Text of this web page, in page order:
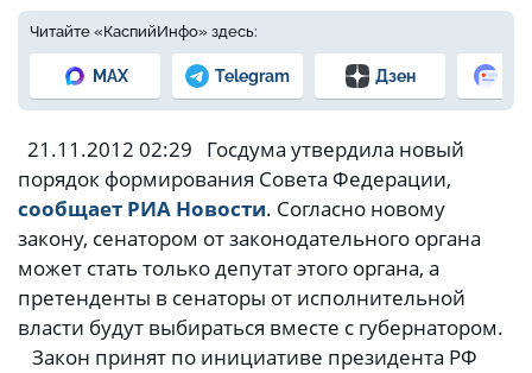
Читайте «КаспийИнфо» здесь:
MAX Telegram Дзен
21.11.2012 02:29 Госдума утвердила новый
порядок формирования Совета Федерации,
сообщает РИА Новости. Согласно новому
закону, сенатором от законодательного органа
может стать только депутат этого органа, а
претенденты в сенаторы от исполнительной
власти будут выбираться вместе с губернатором.
Закон принят по инициативе президента РФ